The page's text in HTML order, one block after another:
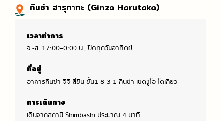
กินซ่า ฮารุทากะ (Ginza Harutaka)
เวลาทำการ
จ.-ส. 17:00–0:00 น., ปิดทุกวันอาทิตย์
ที่อยู่
อาคารกินซ่า จิจิ สึชิน ชั้น1 8-3-1 กินซ่า เขตชูโอ โตเกียว
การเดินทาง
เดินจากสถานี Shimbashi ประมาณ 4 นาที